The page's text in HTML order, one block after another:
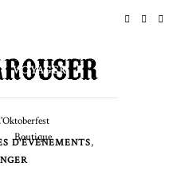
VOYAGER
Boutique
D'ÉVÉNEMENTS,